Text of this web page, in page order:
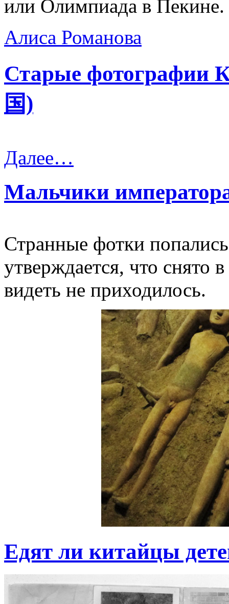
или Олимпиада в Пекине.
Алиса Романова
Старые фотографии
国)
Далее…
Мальчики
Странные фотки
утверждается, что снято
видеть не приходилось.
Едят ли китайцы